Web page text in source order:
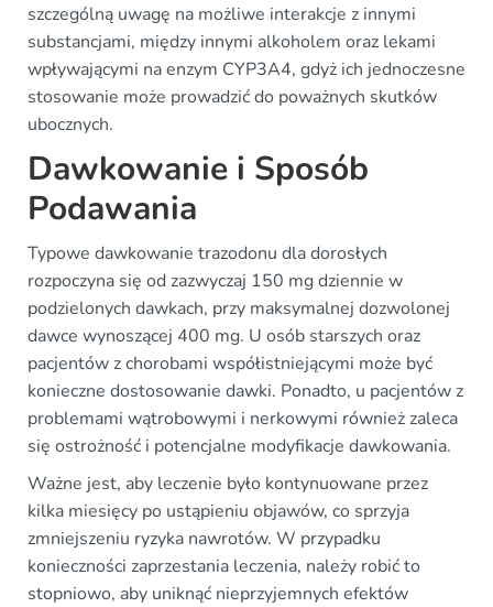
szczególną uwagę na możliwe interakcje z innymi
substancjami, między innymi alkoholem oraz lekami
wpływającymi na enzym CYP3A4, gdyż ich jednoczesne
stosowanie może prowadzić do poważnych skutków
ubocznych.
Dawkowanie i Sposób
Podawania
Typowe dawkowanie trazodonu dla dorosłych
rozpoczyna się od zazwyczaj 150 mg dziennie w
podzielonych dawkach, przy maksymalnej dozwolonej
dawce wynoszącej 400 mg. U osób starszych oraz
pacjentów z chorobami współistniejącymi może być
konieczne dostosowanie dawki. Ponadto, u pacjentów z
problemami wątrobowymi i nerkowymi również zaleca
się ostrożność i potencjalne modyfikacje dawkowania.
Ważne jest, aby leczenie było kontynuowane przez
kilka miesięcy po ustąpieniu objawów, co sprzyja
zmniejszeniu ryzyka nawrotów. W przypadku
konieczności zaprzestania leczenia, należy robić to
stopniowo, aby uniknąć nieprzyjemnych efektów